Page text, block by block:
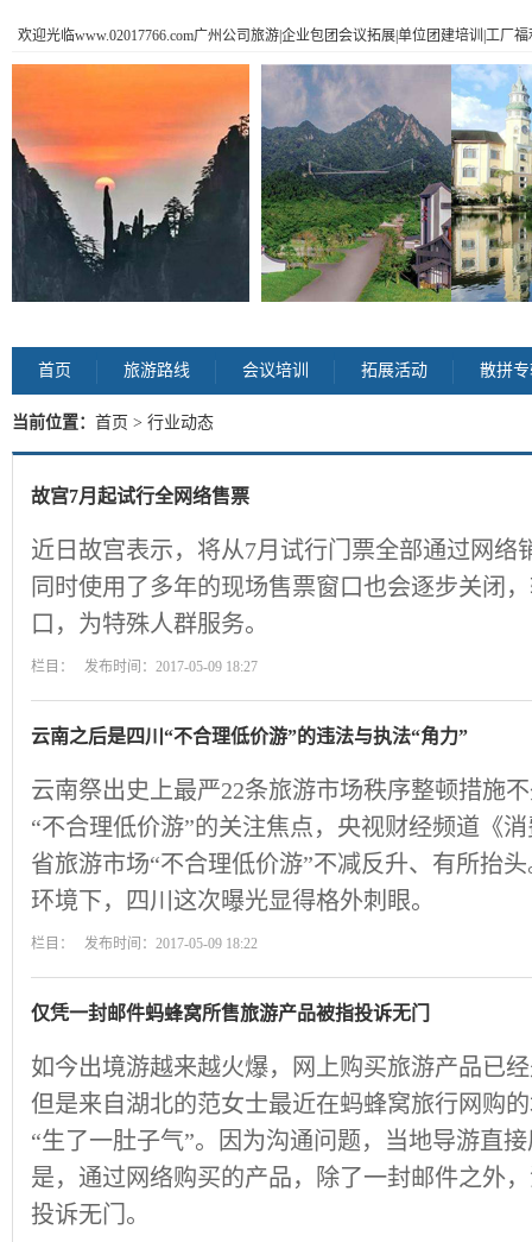
欢迎光临www.02017766.com广州公司旅游|企业包团会议拓展|单位团建培训|工厂
首页 旅游路线 会议培训 拓展活动 散拼
当前位置： 首页 > 行业动态
故宫7月起试行全网络售票
近日故宫表示，将从7月试行门票全部通过网络
同时使用了多年的现场售票窗口也会逐步关闭
口，为特殊人群服务。
栏目： 发布时间：2017-05-09 18:27
云南之后是四川“不合理低价游”的违法与执法“角力”
云南祭出史上最严22条旅游市场秩序整顿措施
“不合理低价游”的关注焦点，央视财经频道《
省旅游市场“不合理低价游”不减反升、有所抬
环境下，四川这次曝光显得格外刺眼。
栏目： 发布时间：2017-05-09 18:22
仅凭一封邮件蚂蜂窝所售旅游产品被指投诉无门
如今出境游越来越火爆，网上购买旅游产品已
但是来自湖北的范女士最近在蚂蜂窝旅行网购
“生了一肚子气”。因为沟通问题，当地导游直
是，通过网络购买的产品，除了一封邮件之外
投诉无门。